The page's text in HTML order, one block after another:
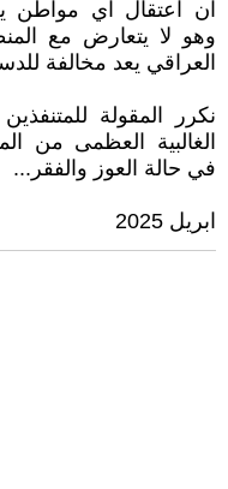
ان اعتقال اي مواطن
وهو لا يتعارض مع
العراقي يعد مخالفة
نكرر المقولة
الغالبية العظمى من
في حالة العوز والفقر...
ابريل 2025